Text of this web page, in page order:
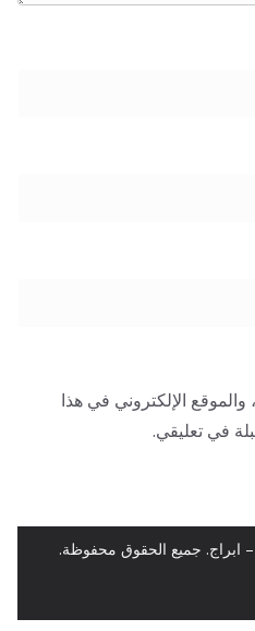
الإلكتروني في هذا
في تعليقي.